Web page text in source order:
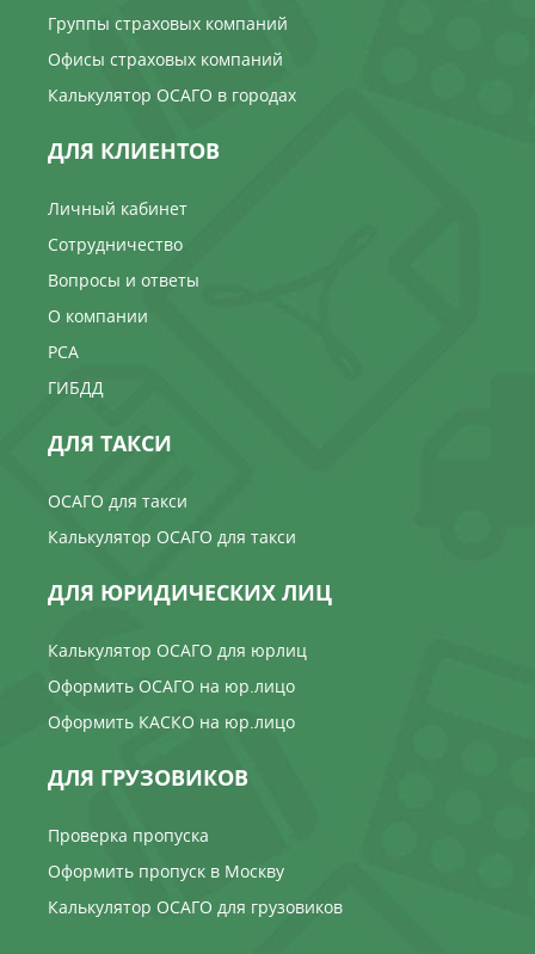
Группы страховых компаний
Офисы страховых компаний
Калькулятор ОСАГО в городах
ДЛЯ КЛИЕНТОВ
Личный кабинет
Сотрудничество
Вопросы и ответы
О компании
РСА
ГИБДД
ДЛЯ ТАКСИ
ОСАГО для такси
Калькулятор ОСАГО для такси
ДЛЯ ЮРИДИЧЕСКИХ ЛИЦ
Калькулятор ОСАГО для юрлиц
Оформить ОСАГО на юр.лицо
Оформить КАСКО на юр.лицо
ДЛЯ ГРУЗОВИКОВ
Проверка пропуска
Оформить пропуск в Москву
Калькулятор ОСАГО для грузовиков